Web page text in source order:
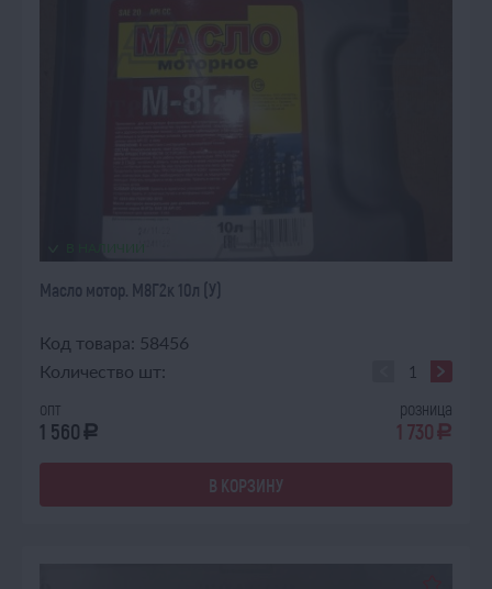
Масло мотор. М8Г2к 10л (У)
Код товара: 58456
Количество шт:
опт
1 560 a
розница
1 730 a
В КОРЗИНУ